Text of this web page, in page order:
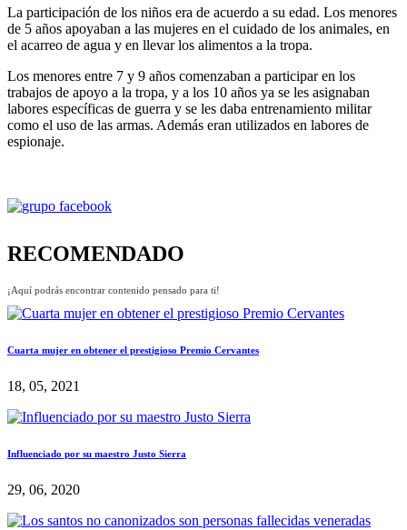
La participación de los niños era de acuerdo a su edad. Los menores
de 5 años apoyaban a las mujeres en el cuidado de los animales, en
el acarreo de agua y en llevar los alimentos a la tropa.
Los menores entre 7 y 9 años comenzaban a participar en los
trabajos de apoyo a la tropa, y a los 10 años ya se les asignaban
labores específicas de guerra y se les daba entrenamiento militar
como el uso de las armas. Además eran utilizados en labores de
espionaje.
RECOMENDADO
¡Aquí podrás encontrar contenido pensado para ti!
Cuarta mujer en obtener el prestigioso Premio Cervantes
18, 05, 2021
Influenciado por su maestro Justo Sierra
29, 06, 2020